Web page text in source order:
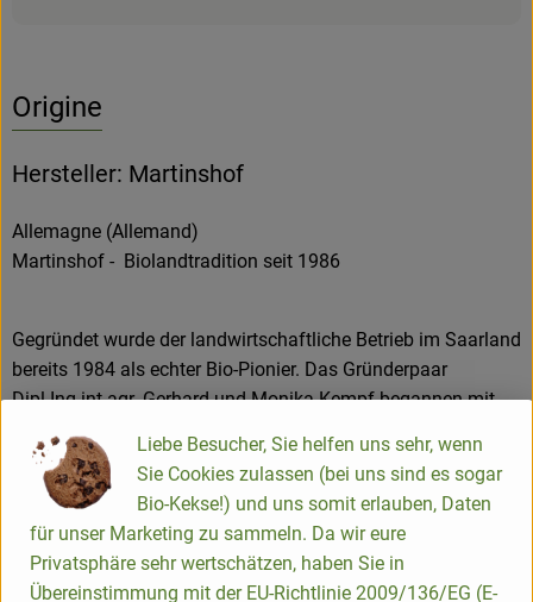
Origine
Hersteller: Martinshof
Allemagne (Allemand)
Martinshof - Biolandtradition seit 1986
Gegründet wurde der landwirtschaftliche Betrieb im Saarland
bereits 1984 als echter Bio-Pionier. Das Gründerpaar
Dipl.Ing.int.agr. Gerhard und Monika Kempf begannen mit
Ackerbau. 1986 erfolgte die Bioland-Anerkennung.
Heute bewirtschaftet der junge Landwirt Martin Stoll die
Landwirtschaft mit der Tierhaltung. Familie Kempf kümmert
sich um die Verarbeitung und Vermarktung der Martinshof-
Produkte. Dabei legen sie großen Wert auf die transparente
Liebe Besucher, Sie helfen uns sehr, wenn
Sie Cookies zulassen (bei uns sind es sogar
Bio-Kekse!) und uns somit erlauben, Daten
für unser Marketing zu sammeln. Da wir eure
Privatsphäre sehr wertschätzen, haben Sie in
Übereinstimmung mit der EU-Richtlinie 2009/136/EG (E-